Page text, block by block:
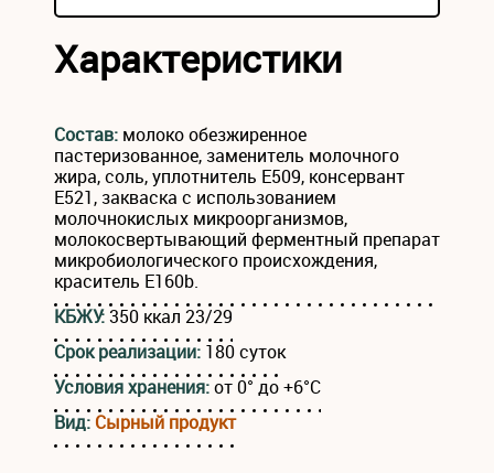
Характеристики
Состав: молоко обезжиренное
пастеризованное, заменитель молочного
жира, соль, уплотнитель Е509, консервант
Е521, закваска с использованием
молочнокислых микроорганизмов,
молокосвертывающий ферментный препарат
микробиологического происхождения,
краситель Е160b.
КБЖУ:350 ккал 23/29
Срок реализации: 180 суток
Условия хранения:от 0° до +6°С
Вид: Сырный продукт